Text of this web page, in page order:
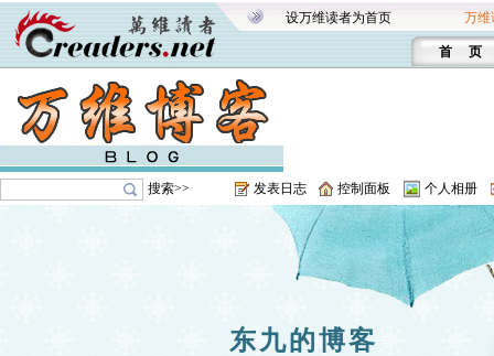
设万维读者为首页 万维
首 页
搜索>> 发表日志 控制面板 个人相册
东九的博客